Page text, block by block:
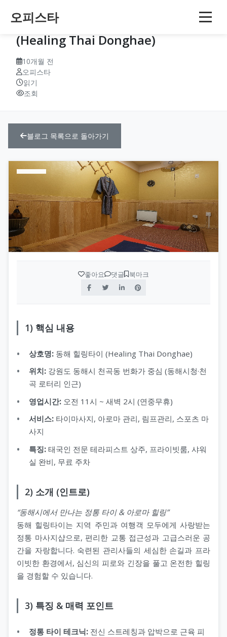
오피스타
강원도 동해 — 동해 힐링타이
(Healing Thai Donghae)
10개월 전
오피스타
읽기
조회
블로그 목록으로 돌아가기
좋아요 댓글 북마크
1) 핵심 내용
상호명: 동해 힐링타이 (Healing Thai Donghae)
위치: 강원도 동해시 천곡동 번화가 중심 (동해시청·천
곡 로터리 인근)
영업시간: 오전 11시 ~ 새벽 2시 (연중무휴)
서비스: 타이마사지, 아로마 관리, 림프관리, 스포츠 마
사지
특징: 태국인 전문 테라피스트 상주, 프라이빗룸, 샤워
실 완비, 무료 주차
2) 소개 (인트로)
“동해시에서 만나는 정통 타이 & 아로마 힐링”
동해 힐링타이는 지역 주민과 여행객 모두에게 사랑받는
정통 마사지샵으로, 편리한 교통 접근성과 고급스러운 공
간을 자랑합니다. 숙련된 관리사들의 세심한 손길과 프라
이빗한 환경에서, 심신의 피로와 긴장을 풀고 온전한 힐링
을 경험할 수 있습니다.
3) 특징 & 매력 포인트
정통 타이 테크닉: 전신 스트레칭과 압박으로 근육 피